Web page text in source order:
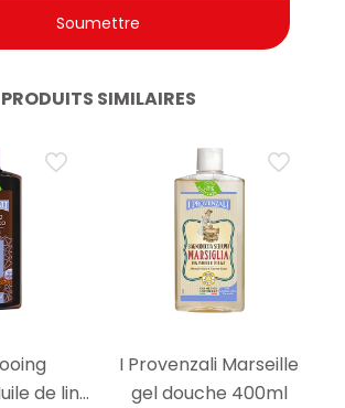
PRODUITS SIMILAIRES
de lin
I Provenzali Marseille
gel douche 400ml